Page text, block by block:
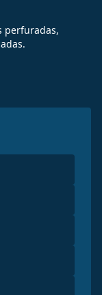
perfuradas,